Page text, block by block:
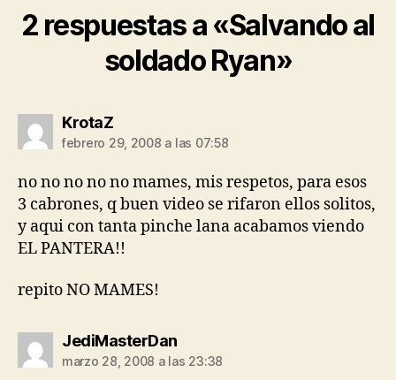
2 respuestas a «Salvando al
soldado Ryan»
KrotaZdice:
febrero 29, 2008 a las 07:58
no no no no no mames, mis respetos, para esos
3 cabrones, q buen video se rifaron ellos solitos,
y aqui con tanta pinche lana acabamos viendo
EL PANTERA!!
repito NO MAMES!
JediMasterDandice:
marzo 28, 2008 a las 23:38